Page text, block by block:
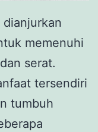
dianjurkan
memenuhi
serat.
tersendiri
tumbuh